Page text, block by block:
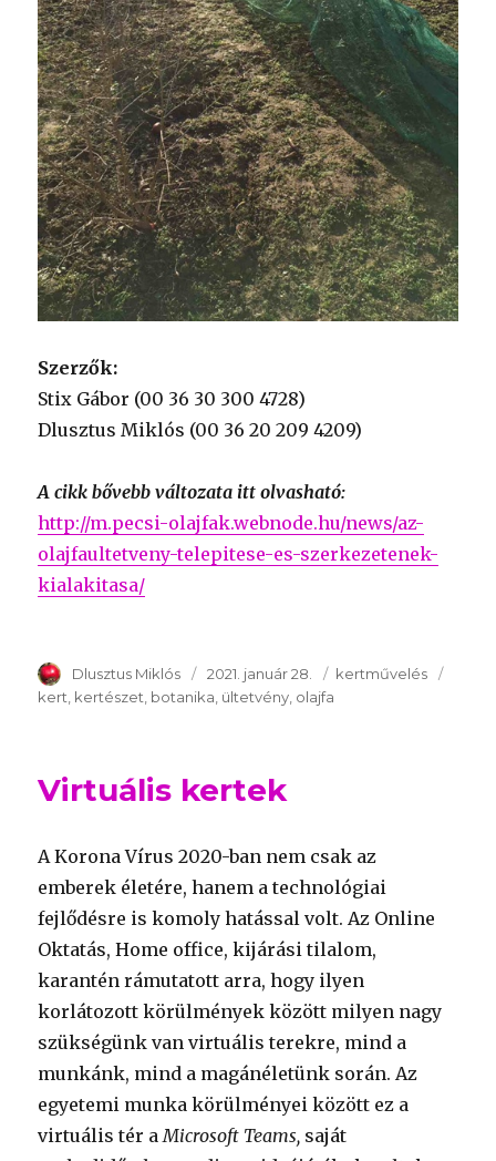
Szerzők:
Stix Gábor (00 36 30 300 4728)
Dlusztus Miklós (00 36 20 209 4209)
A cikk bővebb változata itt olvasható:
http://m.pecsi-olajfak.webnode.hu/news/az-
olajfaultetveny-telepitese-es-szerkezetenek-
kialakitasa/
Szerző
Dlusztus Miklós Publikálva
2021. január 28. Témakör
kertművelés
kert kertészet botanika ültetvény olajfa
Virtuális kertek
A Korona Vírus 2020-ban nem csak az
emberek életére, hanem a technológiai
fejlődésre is komoly hatással volt. Az Online
Oktatás, Home office, kijárási tilalom,
karantén rámutatott arra, hogy ilyen
korlátozott körülmények között milyen nagy
szükségünk van virtuális terekre, mind a
munkánk, mind a magánéletünk során. Az
egyetemi munka körülményei között ez a
virtuális tér aMicrosoft Teams, saját